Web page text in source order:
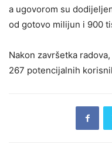
a ugovorom su
od gotovo milijun i 900
Nakon završetka
267 potencijalnih